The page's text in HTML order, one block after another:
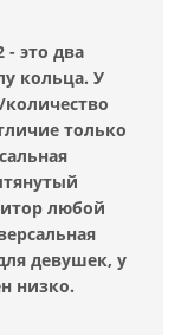
Для очистки
рекомендуется
секс-игрушек.
- это два
кольца. У
только
любой
девушек, у
низко.